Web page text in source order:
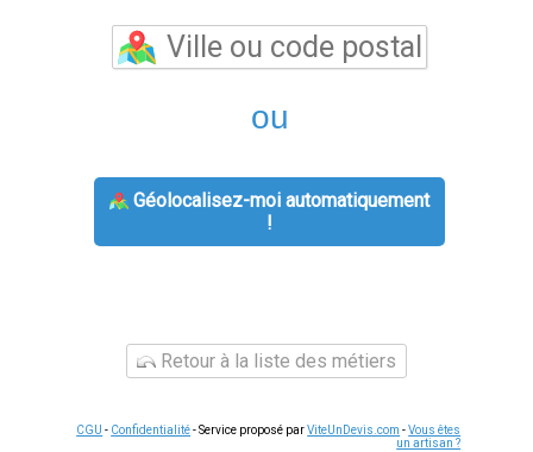
ou
Géolocalisez-moi automatiquement
!
Retour à la liste des métiers
CGU - Confidentialité- Service proposé parViteUnDevis.com -Vous êtes
un artisan ?